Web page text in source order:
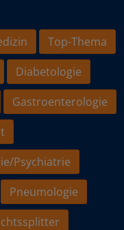
Top-Thema
Diabetologie
Gastroenterologie
Psychiatrie
Pneumologie